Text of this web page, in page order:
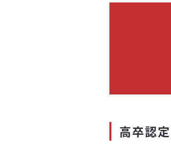
高卒認